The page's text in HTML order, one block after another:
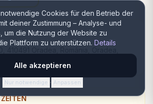
Cookies für den Betrieb der
deiner Zustimmung – Analyse- und
um die Nutzung der Website zu
Plattform zu unterstützen. Details
Alle akzeptieren
Nur notwendige · Anpassen